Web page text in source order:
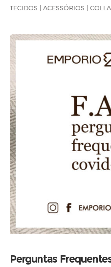
TECIDOS | ACESSÓRIOS |
Empório Beraldin no DW!
Perguntas